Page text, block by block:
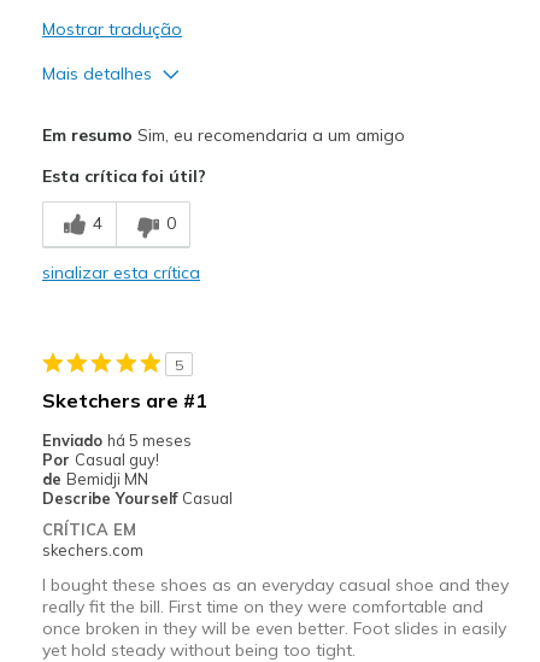
Mostrar tradução
Mais detalhes
Breathe Well
Comfortable
Width
Sizing
Feels half size too big
View On Shoes
Em resumo Sim, eu recomendaria a um amigo
Esta crítica foi útil?
4 0
sinalizar esta crítica
5
Sketchers are #1
Enviado há 5 meses
Por Casual guy!
de Bemidji MN
Describe Yourself Casual
CRÍTICA EM
skechers.com
I bought these shoes as an everyday casual shoe and they
really fit the bill. First time on they were comfortable and
once broken in they will be even better. Foot slides in easily
yet hold steady without being too tight.